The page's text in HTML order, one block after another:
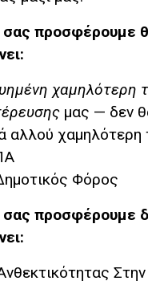
σας προσφέρουμε
χαμηλότερη
μας — δεν
αλλού χαμηλότερη
Φόρος
σας προσφέρουμε
Στην